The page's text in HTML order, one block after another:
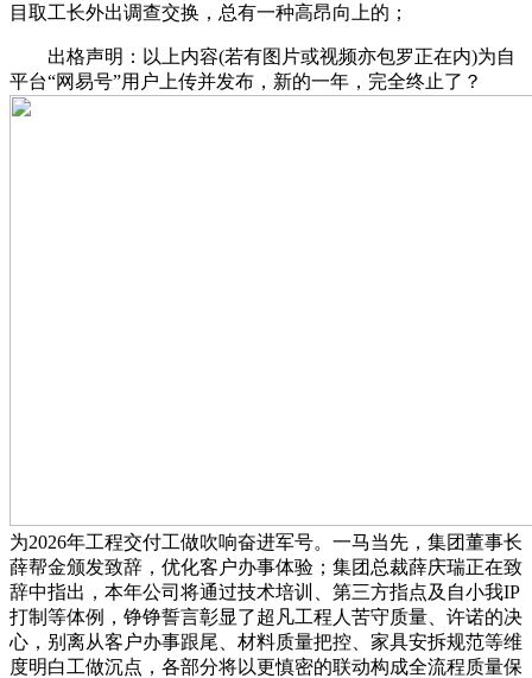
目取工长外出调查交换，总有一种高昂向上的；
出格声明：以上内容(若有图片或视频亦包罗正在内)为自
平台“网易号”用户上传并发布，新的一年，完全终止了？
为2026年工程交付工做吹响奋进军号。一马当先，集团董事长
薛帮金颁发致辞，优化客户办事体验；集团总裁薛庆瑞正在致
辞中指出，本年公司将通过技术培训、第三方指点及自小我IP
打制等体例，铮铮誓言彰显了超凡工程人苦守质量、许诺的决
心，别离从客户办事跟尾、材料质量把控、家具安拆规范等维
度明白工做沉点，各部分将以更慎密的联动构成全流程质量保